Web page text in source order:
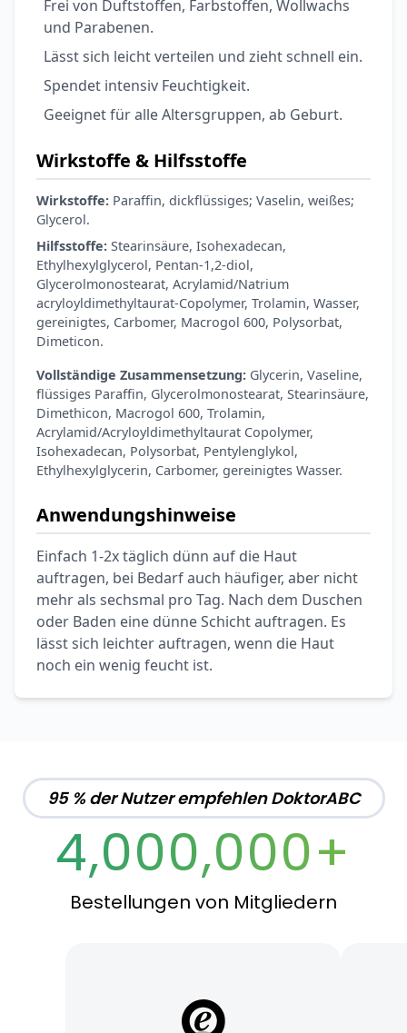
Frei von Duftstoffen, Farbstoffen, Wollwachs
und Parabenen.
Lässt sich leicht verteilen und zieht schnell ein.
Spendet intensiv Feuchtigkeit.
Geeignet für alle Altersgruppen, ab Geburt.
Wirkstoffe & Hilfsstoffe
Wirkstoffe: Paraffin, dickflüssiges; Vaselin, weißes;
Glycerol.
Hilfsstoffe: Stearinsäure, Isohexadecan,
Ethylhexylglycerol, Pentan-1,2-diol,
Glycerolmonostearat, Acrylamid/Natrium
acryloyldimethyltaurat-Copolymer, Trolamin, Wasser,
gereinigtes, Carbomer, Macrogol 600, Polysorbat,
Dimeticon.
Vollständige Zusammensetzung: Glycerin, Vaseline,
flüssiges Paraffin, Glycerolmonostearat, Stearinsäure,
Dimethicon, Macrogol 600, Trolamin,
Acrylamid/Acryloyldimethyltaurat Copolymer,
Isohexadecan, Polysorbat, Pentylenglykol,
Ethylhexylglycerin, Carbomer, gereinigtes Wasser.
Anwendungshinweise
Einfach 1-2x täglich dünn auf die Haut
auftragen, bei Bedarf auch häufiger, aber nicht
mehr als sechsmal pro Tag. Nach dem Duschen
oder Baden eine dünne Schicht auftragen. Es
lässt sich leichter auftragen, wenn die Haut
noch ein wenig feucht ist.
95 % der Nutzer empfehlen DoktorABC
4,000,000+
Bestellungen von Mitgliedern